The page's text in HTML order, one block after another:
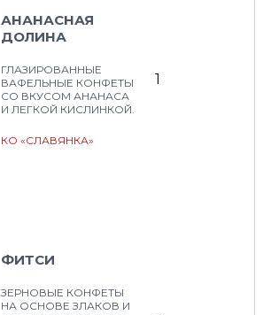
АНАНАСНАЯ
ДОЛИНА
ГЛАЗИРОВАННЫЕ
ВАФЕЛЬНЫЕ КОНФЕТЫ
СО ВКУСОМ АНАНАСА
И ЛЕГКОЙ КИСЛИНКОЙ.
КО «СЛАВЯНКА»
1
ФИТСИ
ЗЕРНОВЫЕ КОНФЕТЫ
НА ОСНОВЕ ЗЛАКОВ И